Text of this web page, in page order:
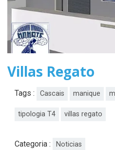
Villas Regato
Tags : Cascais manique
tipologia T4 villas regato
Categoria : Noticias